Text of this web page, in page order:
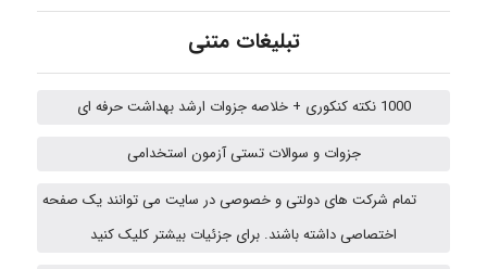
تبلیغات متنی
1000 نکته کنکوری + خلاصه جزوات ارشد بهداشت حرفه ای
جزوات و سوالات تستی آزمون استخدامی
تمام شرکت های دولتی و خصوصی در سایت می توانند یک صفحه
اختصاصی داشته باشند. برای جزئیات بیشتر کلیک کنید